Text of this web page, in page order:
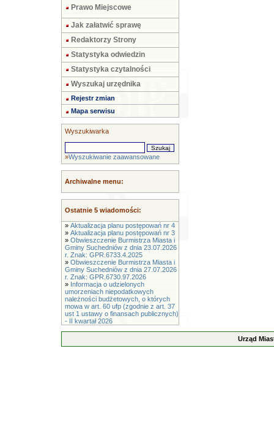
Prawo Miejscowe
Jak załatwić sprawę
Redaktorzy Strony
Statystyka odwiedzin
Statystyka czytalności
Wyszukaj urzędnika
Rejestr zmian
Mapa serwisu
Wyszukiwarka
»Wyszukiwanie zaawansowane
Archiwalne menu:
Ostatnie 5 wiadomości:
» Aktualizacja planu postępowań nr 4
» Aktualizacja planu postępowań nr 3
» Obwieszczenie Burmistrza Miasta i
Gminy Suchedniów z dnia 23.07.2026
r. Znak: GPR.6733.4.2025
» Obwieszczenie Burmistrza Miasta i
Gminy Suchedniów z dnia 27.07.2026
r. Znak: GPR.6730.97.2026
» Informacja o udzielonych
umorzeniach niepodatkowych
należności budżetowych, o których
mowa w art. 60 ufp (zgodnie z art. 37
ust 1 ustawy o finansach publicznych)
- II kwartał 2026
Urząd